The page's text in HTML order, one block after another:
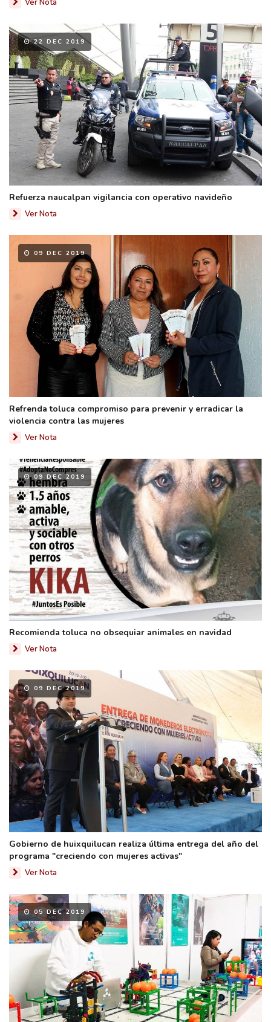
Ver Nota
22 DEC 2019
Refuerza naucalpan vigilancia con operativo navideño
Ver Nota
09 DEC 2019
Refrenda toluca compromiso para prevenir y erradicar la
violencia contra las mujeres
Ver Nota
09 DEC 2019
Recomienda toluca no obsequiar animales en navidad
Ver Nota
09 DEC 2019
Gobierno de huixquilucan realiza última entrega del año del
programa "creciendo con mujeres activas"
Ver Nota
05 DEC 2019